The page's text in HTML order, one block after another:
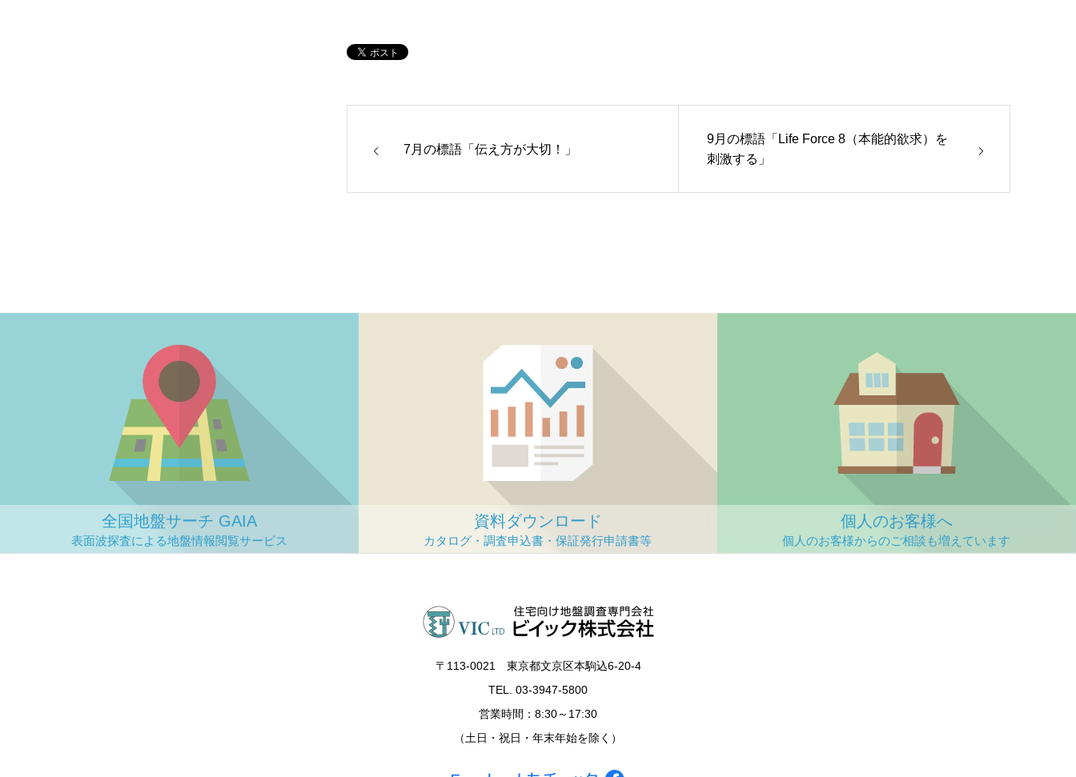
7月の標語「伝え方が大切！」
9月の標語「Life Force 8（本能的欲求）を
刺激する」
全国地盤サーチ GAIA 資料ダウンロード 個人のお客様へ
〒113‐0021 東京都文京区本駒込6-20-4
TEL. 03-3947-5800
営業時間：8:30～17:30
（土日・祝日・年末年始を除く）